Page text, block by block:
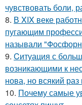
чувствовать боли,
8. В XIX веке
пугающим
называли
9. Cитуация с
возникающими к
нова, но всякий
10. Почему самые